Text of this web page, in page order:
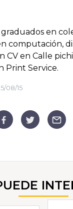
en
computación,
CV en Calle
Print Service.
08/15